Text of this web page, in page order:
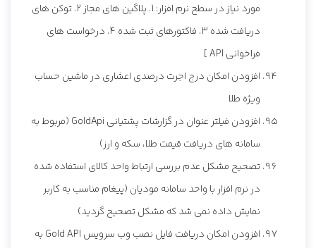
مورد نیاز در سطح نرم افزار: 1. پلاگین های مجاز 2. توکن های
دریافت شده 3. فاکتورهای ثبت شده 4. درخواست های
فراخوانی API ]
افزودن امکان درج اجرت درصدی اعشاری در ماشین حساب
ویژه طلا
افزودن فیلتر عنوان در گزارشات پشتیانی GoldApi (مربوط به
سامانه های دریافت قیمت طلا، سکه و ارز)
تصحیح مشکل عدم بررسی ارتباط واحد کالای استفاده شده
در نرم افزار با واحد سامانه مودیان (پیغام مناسب به کاربر
نمایش داده نمی شد که مشکل تصحیح گردید)
افزودن امکان دریافت فایل نصب وب سرویس Gold API به